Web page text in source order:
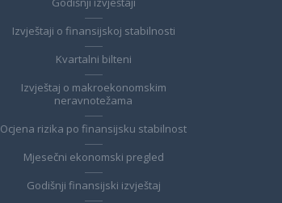
Izvještaji o finansijskoj stabilnosti
Kvartalni bilteni
Izvještaj o makroekonomskim
neravnotežama
Ocjena rizika po finansijsku stabilnost
Mjesečni ekonomski pregled
Godišnji finansijski izvještaj